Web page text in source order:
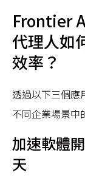
Frontier
代理人如
效率？
透過以下三個應
不同企業場景中
加速軟體
天